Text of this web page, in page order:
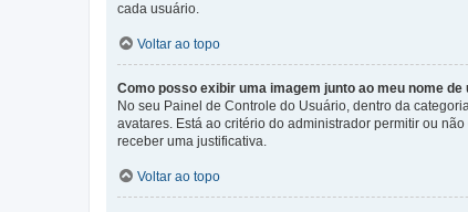
cada usuário.
Voltar ao topo
Como posso exibir uma imagem junto ao meu nome de
No seu Painel de Controle do Usuário, dentro da
avatares. Está ao critério do administrador permitir ou
receber uma justificativa.
Voltar ao topo